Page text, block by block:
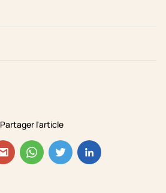
Partager l'article